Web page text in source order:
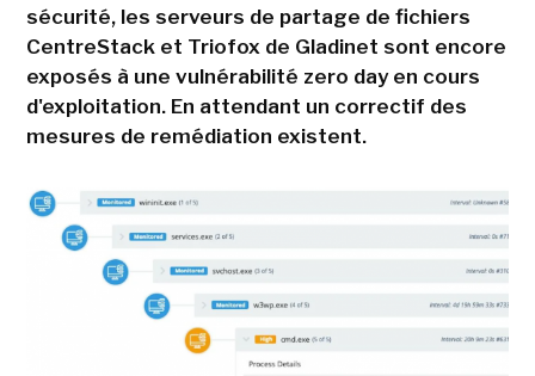
sécurité, les serveurs de partage de fichiers
CentreStack et Triofox de Gladinet sont encore
exposés à une vulnérabilité zero day en cours
d'exploitation. En attendant un correctif des
mesures de remédiation existent.